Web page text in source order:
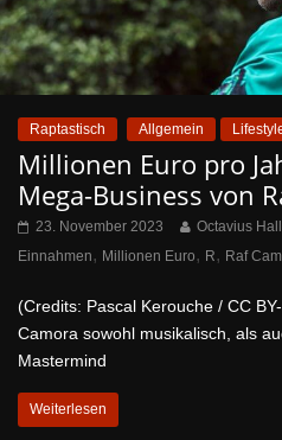
Raptastisch Allgemein
Millionen Euro pro
Mega-Business von
23. November 2023 Octavius
Einnahmen, Millionen Euro, R, Raf
(Credits: Pascal Kerouche / CC
Camora sowohl musikalisch, als
Mastermind
Weiterlesen